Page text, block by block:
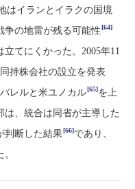
はイランとイラクの国境
争の地雷が残る可能性[64]
てにくかった。2005年11
持株会社の設立を発表
レルと米ユノカル[65]を上
は、統合は同省が主導した
判断した結果[66]であり、